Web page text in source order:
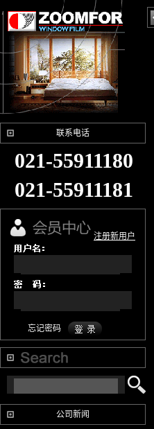
联系电话
021-55911180
021-55911181
注册新用户
忘记密码
公司新闻